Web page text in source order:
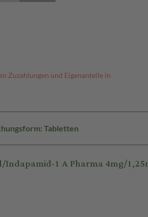
Zuzahlungen und Eigenanteile in
Tabletten
1 A Pharma 4mg/